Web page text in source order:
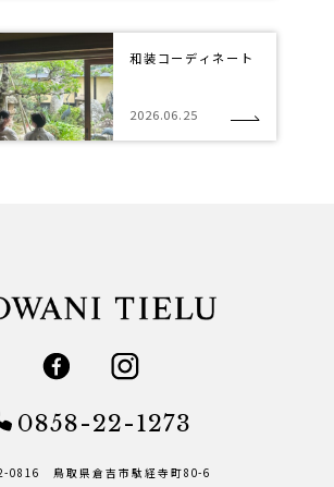
和装コーディネート
2026.06.25
0858-22-1273
0816 鳥取県倉吉市駄経寺町80-6